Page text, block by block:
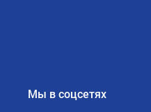
Мы в соцсетях